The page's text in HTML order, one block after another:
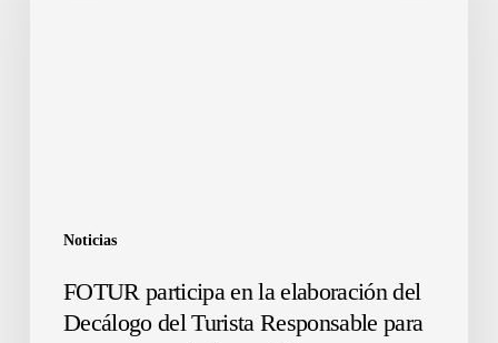
Noticias
FOTUR participa en la elaboración del
Decálogo del Turista Responsable para